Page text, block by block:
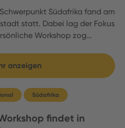
Südafrika fand am
statt. Dabei lag der Fokus
Workshop zog…
anzeigen
Südafrika
findet in